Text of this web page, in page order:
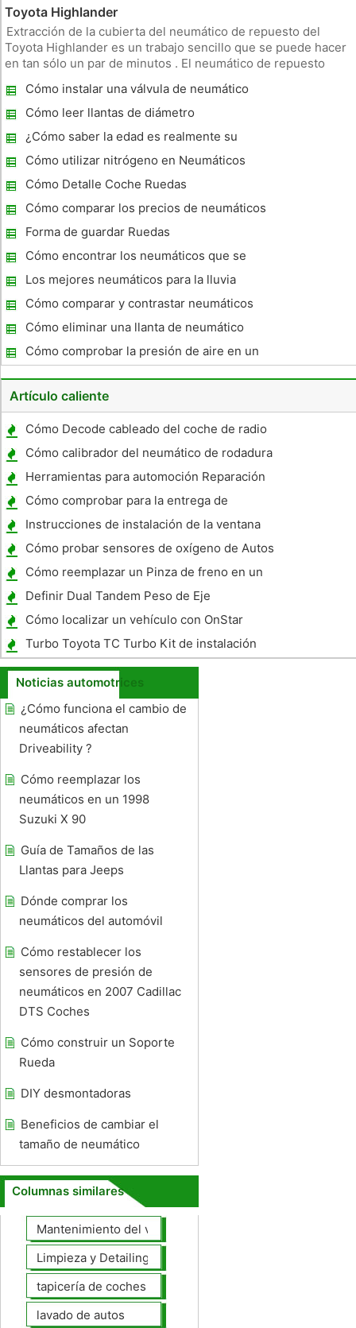
Toyota Highlander
Extracción de la cubierta del neumático de repuesto del
Toyota Highlander es un trabajo sencillo que se puede hacer
en tan sólo un par de minutos . El neumático de repuesto
de la puerta trasera y se puede acceder mediante la
reducción con el
Cómo instalar una válvula de neumático
Cómo leer llantas de diámetro
¿Cómo saber la edad es realmente su
nuevo neumático
Cómo utilizar nitrógeno en Neumáticos
Cómo Detalle Coche Ruedas
Cómo comparar los precios de neumáticos
Goodyear
Forma de guardar Ruedas
Cómo encontrar los neumáticos que se
ajustan a
Los mejores neumáticos para la lluvia
Cómo comparar y contrastar neumáticos
para todo el
Cómo eliminar una llanta de neumático
Frozen
Cómo comprobar la presión de aire en un
neumático en un Pontiac Grand Prix
Artículo caliente
Cómo Decode cableado del coche de radio
101
Cómo calibrador del neumático de rodadura
Life
Herramientas para automoción Reparación
Specialty
Cómo comprobar para la entrega de
combustible en un Mitsubishi Galant
Instrucciones de instalación de la ventana
de coche
Cómo probar sensores de oxígeno de Autos
Cómo reemplazar un Pinza de freno en un
1983 GMC 3500
Definir Dual Tandem Peso de Eje
Cómo localizar un vehículo con OnStar
Turbo Toyota TC Turbo Kit de instalación
Noticias automotrices
¿Cómo funciona el cambio de
neumáticos afectan
Driveability ?
Cómo reemplazar los
neumáticos en un 1998
Suzuki X 90
Guía de Tamaños de las
Llantas para Jeeps
Dónde comprar los
neumáticos del automóvil
Cómo restablecer los
sensores de presión de
neumáticos en 2007 Cadillac
DTS Coches
Cómo construir un Soporte
Rueda
DIY desmontadoras
Beneficios de cambiar el
tamaño de neumático
Columnas similares
Mantenimiento del vehículo
Limpieza y Detailing
tapicería de coches
lavado de autos